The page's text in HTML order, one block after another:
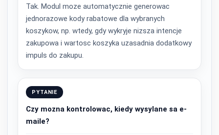
Tak. Modul moze automatycznie generowac
jednorazowe kody rabatowe dla wybranych
koszykow, np. wtedy, gdy wykryje nizsza intencje
zakupowa i wartosc koszyka uzasadnia dodatkowy
impuls do zakupu.
PYTANIE
Czy mozna kontrolowac, kiedy wysylane sa e-
maile?